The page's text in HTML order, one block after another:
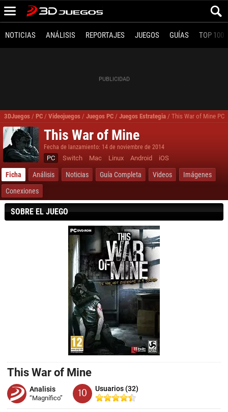
NOTICIAS ANÁLISIS REPORTAJES JUEGOS GUÍAS TOP 100
3DJuegos / PC / Videojuegos / Juegos PC / Juegos Estrategia / This War of Mine PC
This War of Mine
Fecha de lanzamiento: 14 de noviembre de 2014
PC Switch Mac Linux Android iOS
Ficha Análisis Noticias Guía Completa Videos
Imágenes
Conexiones
SOBRE EL JUEGO
This War of Mine
Analisis
“Magnífico” 10 Usuarios (32)